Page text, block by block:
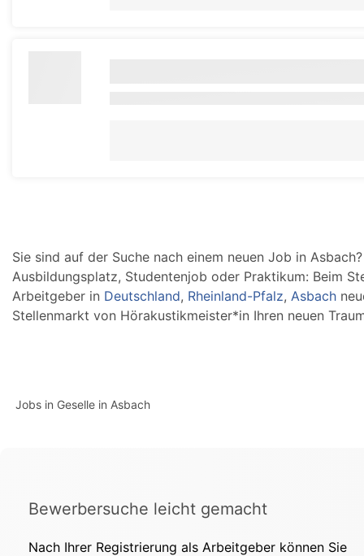
Sie sind auf der Suche nach einem neuen Job in
Ausbildungsplatz, Studentenjob oder Praktikum: Beim
Arbeitgeber in Deutschland, Rheinland-Pfalz, Asbach
Stellenmarkt von Hörakustikmeister*in Ihren neuen
Jobs in Geselle in Asbach
Bewerbersuche leicht gemacht
Nach Ihrer Registrierung als Arbeitgeber können Sie